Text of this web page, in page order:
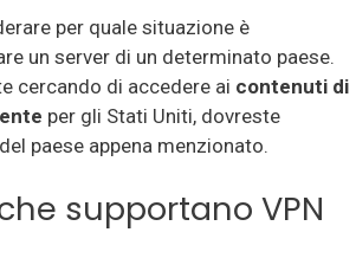
per quale situazione è
un server di un determinato paese.
cercando di accedere ai contenuti di
per gli Stati Uniti, dovreste
paese appena menzionato.
supportano VPN